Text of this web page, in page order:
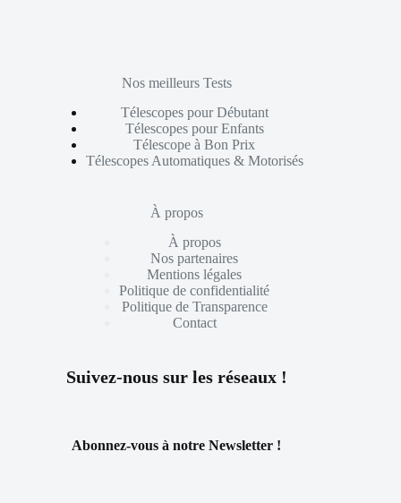
Nos meilleurs Tests
Télescopes pour Débutant
Télescopes pour Enfants
Télescope à Bon Prix
Télescopes Automatiques & Motorisés
À propos
À propos
Nos partenaires
Mentions légales
Politique de confidentialité
Politique de Transparence
Contact
Suivez-nous sur les réseaux !
Abonnez-vous à notre Newsletter !